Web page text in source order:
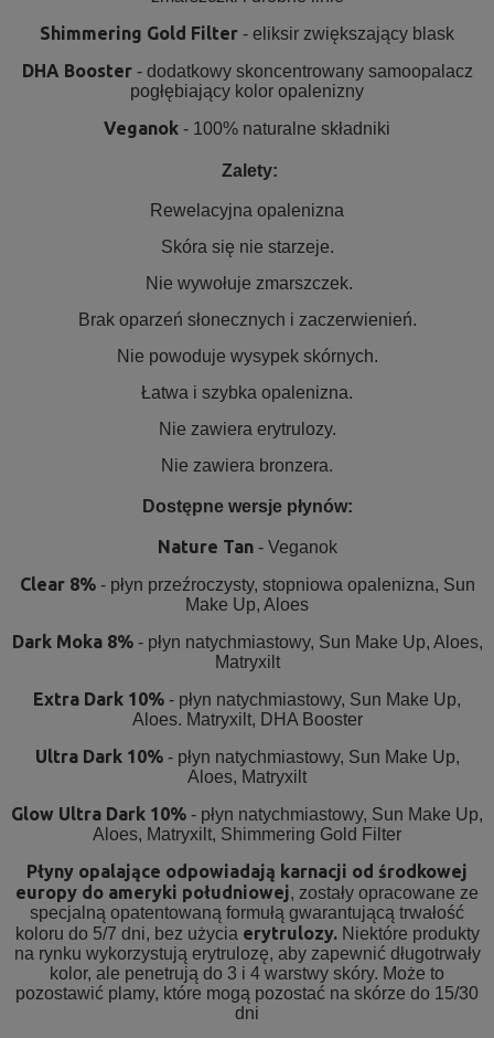
Shimmering Gold Filter - eliksir zwiększający blask
DHA Booster- dodatkowy skoncentrowany samoopalacz
pogłębiający kolor opalenizny
Veganok - 100% naturalne składniki
Zalety:
Rewelacyjna opalenizna
Skóra się nie starzeje.
Nie wywołuje zmarszczek.
Brak oparzeń słonecznych i zaczerwienień.
Nie powoduje wysypek skórnych.
Łatwa i szybka opalenizna.
Nie zawiera erytrulozy.
Nie zawiera bronzera.
Dostępne wersje płynów:
Nature Tan - Veganok
Clear 8%- płyn przeźroczysty, stopniowa opalenizna, Sun
Make Up, Aloes
Dark Moka 8%- płyn natychmiastowy, Sun Make Up, Aloes,
Matryxilt
Extra Dark 10% - płyn natychmiastowy, Sun Make Up,
Aloes. Matryxilt, DHA Booster
Ultra Dark 10%- płyn natychmiastowy, Sun Make Up,
Aloes, Matryxilt
Glow Ultra Dark 10% - płyn natychmiastowy, Sun Make Up,
Aloes, Matryxilt, Shimmering Gold Filter
Płyny opalające odpowiadają karnacji od środkowej
europy do ameryki południowej, zostały opracowane ze
specjalną opatentowaną formułą gwarantującą trwałość
koloru do 5/7 dni, bez użycia erytrulozy.Niektóre produkty
na rynku wykorzystują erytrulozę, aby zapewnić długotrwały
kolor, ale penetrują do 3 i 4 warstwy skóry. Może to
pozostawić plamy, które mogą pozostać na skórze do 15/30
dni